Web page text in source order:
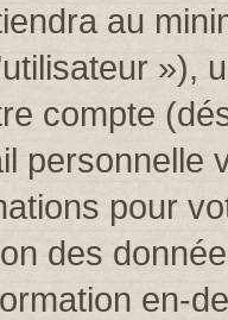
au
»),
compte
personnelle
pour
des
en-